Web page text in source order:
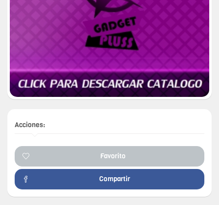
Acciones:
Favorito
Compartir